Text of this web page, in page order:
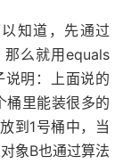
道，先通过
么就用equals
明：上面说的
桶里能装很多的
到1号桶中，当
象B也通过算法